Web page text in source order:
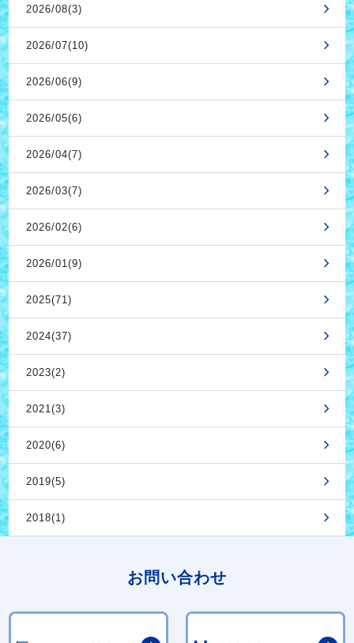
2026/08(3)
2026/07(10)
2026/06(9)
2026/05(6)
2026/04(7)
2026/03(7)
2026/02(6)
2026/01(9)
2025(71)
2024(37)
2023(2)
2021(3)
2020(6)
2019(5)
2018(1)
お問い合わせ